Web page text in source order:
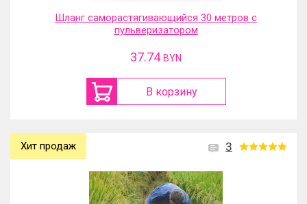
Шланг саморастягивающийся 30 метров с
пульверизатором
37.74 BYN
В корзину
3
Хит продаж